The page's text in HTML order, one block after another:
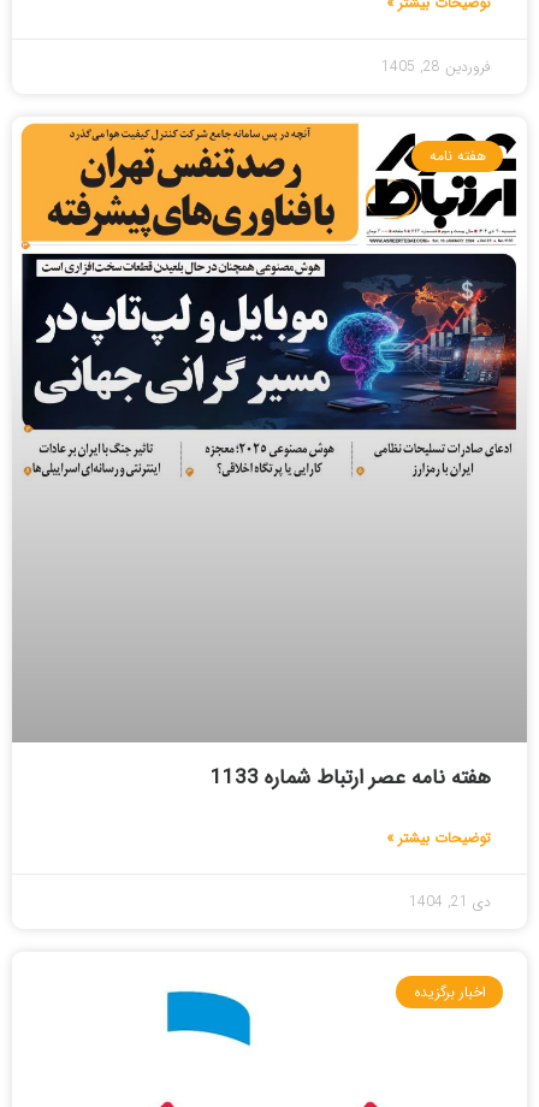
فروردین 28, 1405
هفته نامه
هفته نامه عصر ارتباط شماره 1133
توضیحات بیشتر »
دی 21, 1404
اخبار برگزیده